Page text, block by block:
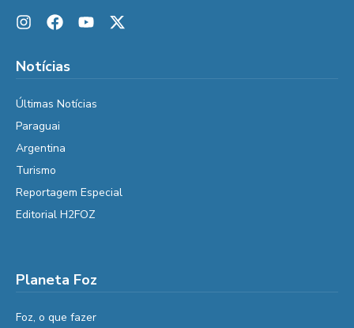
Notícias
Últimas Notícias
Paraguai
Argentina
Turismo
Reportagem Especial
Editorial H2FOZ
Planeta Foz
Foz, o que fazer